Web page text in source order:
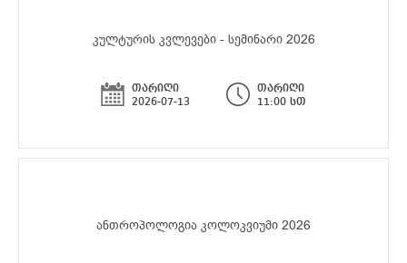
კულტურის კვლევები - სემინარი 2026
თარიღი
2026-07-13
თარიღი
11:00 სთ
ანთროპოლოგია კოლოკვიუმი 2026